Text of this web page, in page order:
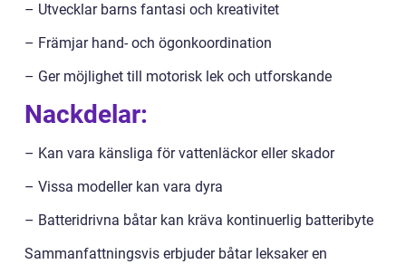
– Utvecklar barns fantasi och kreativitet
– Främjar hand- och ögonkoordination
– Ger möjlighet till motorisk lek och utforskande
Nackdelar:
– Kan vara känsliga för vattenläckor eller skador
– Vissa modeller kan vara dyra
– Batteridrivna båtar kan kräva kontinuerlig batteribyte
Sammanfattningsvis erbjuder båtar leksaker en